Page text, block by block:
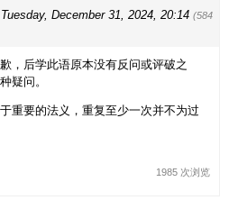
Tuesday, December 31, 2024, 20:14 (584
，后学此语原本没有反问或评破之
疑问。
重要的法义，重复至少一次并不为过
1985 次浏览